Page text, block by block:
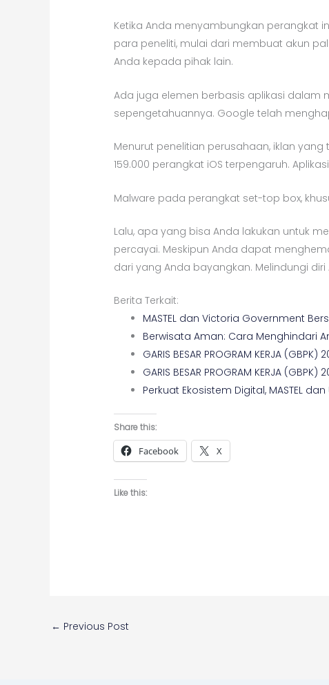
Ketika Anda menyambungkan perangkat
para peneliti, mulai dari membuat akun
Anda kepada pihak lain.
Ada juga elemen berbasis aplikasi dalam
sepengetahuannya. Google telah
Menurut penelitian perusahaan, iklan
159.000 perangkat iOS terpengaruh.
Malware pada perangkat set-top box,
Lalu, apa yang bisa Anda lakukan untuk
percayai. Meskipun Anda dapat
dari yang Anda bayangkan. Melindungi
Berita Terkait:
MASTEL dan Victoria Government
Berwisata Aman: Cara Menghindari
GARIS BESAR PROGRAM KERJA (GBPK)
GARIS BESAR PROGRAM KERJA (GBPK)
Perkuat Ekosistem Digital, MASTEL
Share this:
Facebook X
Like this:
← Previous Post